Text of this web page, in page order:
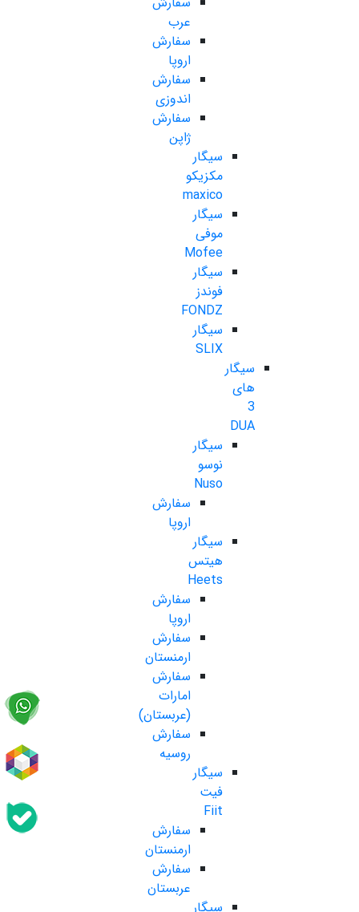
عرب
سفارش
اروپا
سفارش
اندوزی
سفارش
ژاپن
سیگار
مکزیکو
maxico
سیگار
موفی
Mofee
سیگار
فوندز
FONDZ
سیگار
SLIX
سیگار
های
3
DUA
سیگار
نوسو
Nuso
سفارش
اروپا
سیگار
هیتس
Heets
سفارش
اروپا
سفارش
ارمنستان
سفارش
امارات
(عربستان)
سفارش
روسیه
سیگار
فیت
Fiit
سفارش
ارمنستان
سفارش
عربستان
سیگار